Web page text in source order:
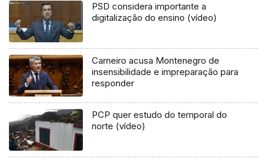
PSD considera importante a
digitalização do ensino (vídeo)
Carneiro acusa Montenegro de
insensibilidade e impreparação para
responder
PCP quer estudo do temporal do
norte (vídeo)